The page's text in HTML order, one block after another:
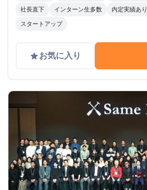
社長直下 インターン生多数 内定実績あり
スタートアップ
gradeお気に入り